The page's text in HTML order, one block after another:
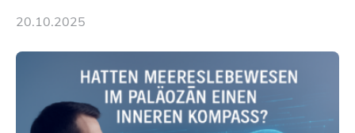
Umweltwissenschaften der Universität Bremen –
beleuchtet, wie hydrothermale Quellen am
Meeresboden die Eisenverfügbarkeit und den globalen
Stoffkreislauf im Ozean prägen. Die Überblicksstudie
mit dem Titel „Iron’s Irony“ ist in Communications Earth
& Environment erschienen. Die Studie fasst
20.10.2025